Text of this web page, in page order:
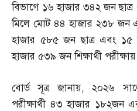
বিভাগে ১৬ হাজার ৩৪২ জন
মিলে মোট ৪৪ হাজার ২৩৮ জন
হাজার ৫৮৫ জন ছাত্র এবং ১৫
হাজার ৫৩৯ জন শিক্ষার্থী
বোর্ড সূত্র জানায়,২০২৬
পরীক্ষার্থী ৪৩ হাজার ১৮২জন